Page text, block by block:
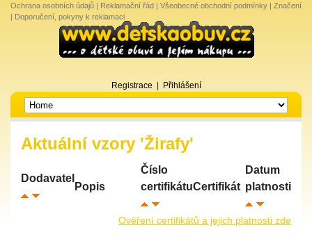
Ochrana osobních údajů | Reklamační řád | Všeobecné obchodní podmínky | Značení
| Doporučení, pokyny k reklamaci
Registrace Přihlášení
Aktuální vzory 'Žirafy'
Dodavatel
Popis
Číslo
certifikátuCertifikát
Datum
platnosti
Ověření certifikátů a jejich platnosti zde